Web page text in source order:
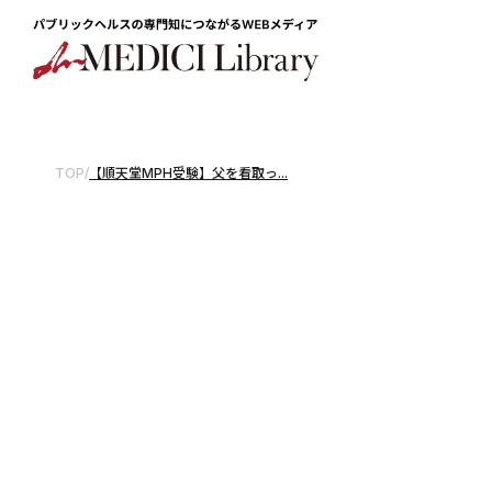
TOP/ 【順天堂MPH受験】父を看取っ...